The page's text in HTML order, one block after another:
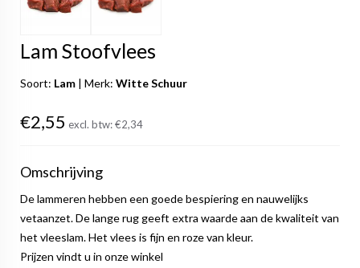
Lam Stoofvlees
Soort: Lam | Merk: Witte Schuur
€2,55 excl. btw:€2,34
Omschrijving
De lammeren hebben een goede bespiering en nauwelijks
vetaanzet. De lange rug geeft extra waarde aan de kwaliteit van
het vleeslam. Het vlees is fijn en roze van kleur.
Prijzen vindt u in onze winkel